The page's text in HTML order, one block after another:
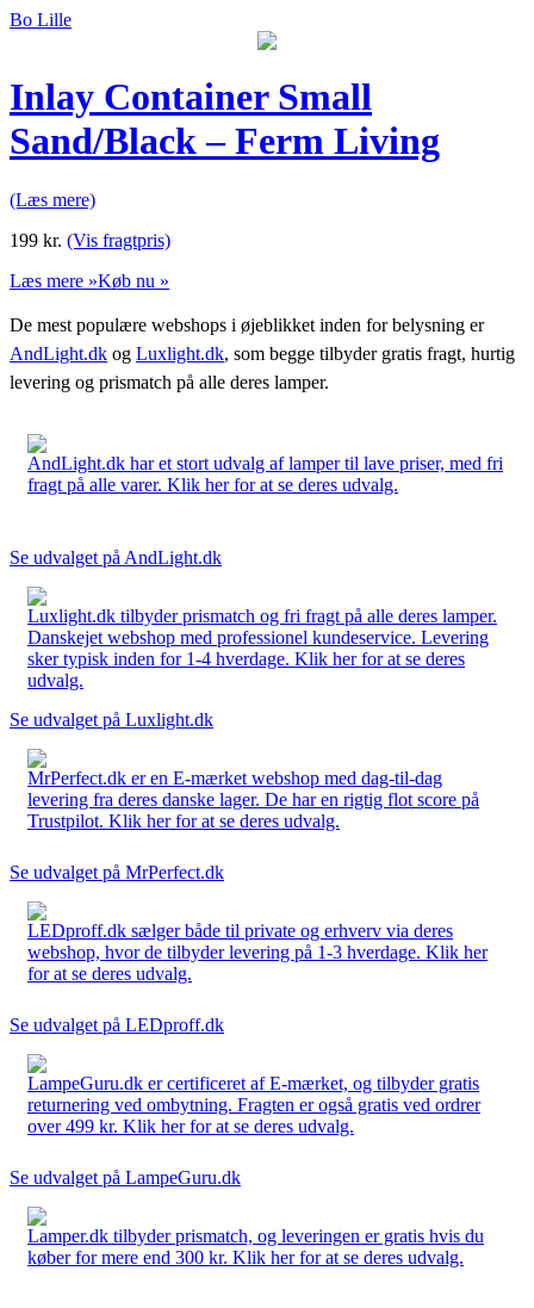
Bo Lille
Inlay Container Small
Sand/Black – Ferm Living
(Læs mere)
199 kr. (Vis fragtpris)
Læs mere »Køb nu »
De mest populære webshops i øjeblikket inden for belysning er
AndLight.dk og Luxlight.dk, som begge tilbyder gratis fragt, hurtig
levering og prismatch på alle deres lamper.
AndLight.dk har et stort udvalg af lamper til lave priser, med fri
fragt på alle varer. Klik her for at se deres udvalg.
Se udvalget på AndLight.dk
Luxlight.dk tilbyder prismatch og fri fragt på alle deres lamper.
Danskejet webshop med professionel kundeservice. Levering
sker typisk inden for 1-4 hverdage. Klik her for at se deres
udvalg.
Se udvalget på Luxlight.dk
MrPerfect.dk er en E-mærket webshop med dag-til-dag
levering fra deres danske lager. De har en rigtig flot score på
Trustpilot. Klik her for at se deres udvalg.
Se udvalget på MrPerfect.dk
LEDproff.dk sælger både til private og erhverv via deres
webshop, hvor de tilbyder levering på 1-3 hverdage. Klik her
for at se deres udvalg.
Se udvalget på LEDproff.dk
LampeGuru.dk er certificeret af E-mærket, og tilbyder gratis
returnering ved ombytning. Fragten er også gratis ved ordrer
over 499 kr. Klik her for at se deres udvalg.
Se udvalget på LampeGuru.dk
Lamper.dk tilbyder prismatch, og leveringen er gratis hvis du
køber for mere end 300 kr. Klik her for at se deres udvalg.